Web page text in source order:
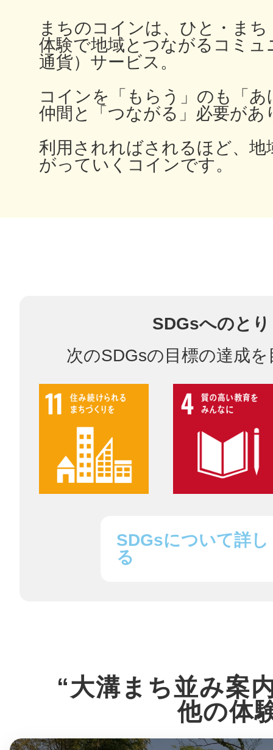
まちのコインは、ひと・ま
体験で地域とつながるコミュ
通貨）サービス。
コインを「もらう」のも「
仲間と「つながる」必要があ
利用されればされるほど、地
がっていくコインです。
SDGsへのと
次のSDGsの目標の達成
SDGsについて詳し
る
“大溝まち並み案
他の体
鎌倉
相模原
日立
滋賀県
お知らせ
ヘルプ
お問い合わせ